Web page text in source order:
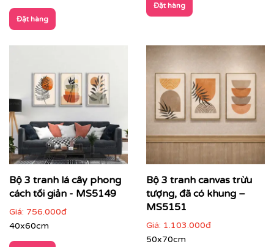
Đặt hàng
Đặt hàng
Bộ 3 tranh lá cây phong
cách tối giản - MS5149
Giá: 756.000đ
40x60cm
Bộ 3 tranh canvas trừu
tượng, đã có khung –
MS5151
Giá: 1.103.000đ
50x70cm